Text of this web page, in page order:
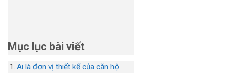
Mục lục bài viết
Ai là đơn vị thiết kế của căn hộ